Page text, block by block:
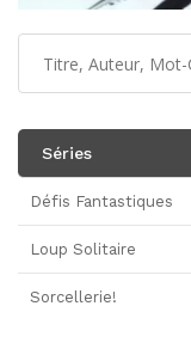
Séries
Défis Fantastiques
Loup Solitaire
Sorcellerie!